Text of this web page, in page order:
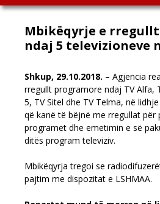
Mbikëqyrje e
ndaj 5 televizioneve
Shkup, 29.10.2018. – Agjencia
rregullt programore ndaj TV Alfa,
5, TV Sitel dhe TV Telma, në
që kanë të bëjnë me rregullat për
programet dhe emetimin e së
ditës program televiziv.
Mbikëqyrja tregoi se
pajtim me dispozitat e LSHMAA.